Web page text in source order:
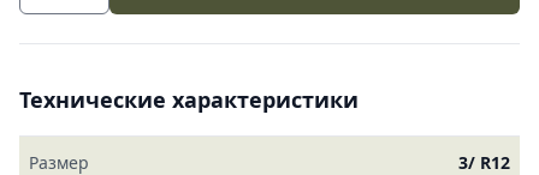
Технические характеристики
Размер 3/ R12